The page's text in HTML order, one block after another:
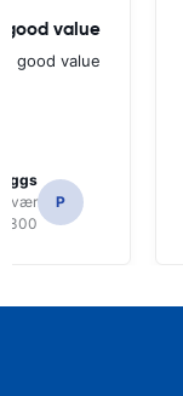
value.
good value.
P
8300